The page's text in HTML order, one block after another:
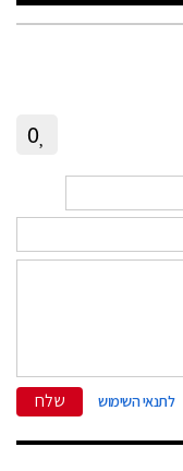
0
לתנאי השימוש שלח